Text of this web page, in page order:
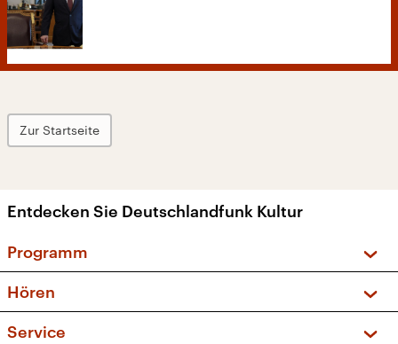
Zur Startseite
Entdecken Sie Deutschlandfunk Kultur
Programm
Sendungen und Podcasts
Hören
Service